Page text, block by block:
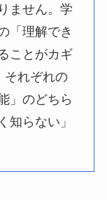
ません。学
「理解でき
ことがカギ
それぞれの
」のどちら
知らない」